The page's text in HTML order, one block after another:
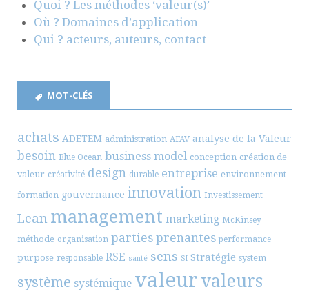
Quoi ? Les méthodes ‘valeur(s)’
Où ? Domaines d’application
Qui ? acteurs, auteurs, contact
MOT-CLÉS
achats ADETEM administration AFAV analyse de la Valeur
besoin Blue Ocean business model conception création de
valeur créativité design durable entreprise environnement
formation gouvernance innovation Investissement
Lean management marketing McKinsey
méthode organisation parties prenantes performance
purpose responsable RSE santé sens SI Stratégie system
système systémique valeur valeurs